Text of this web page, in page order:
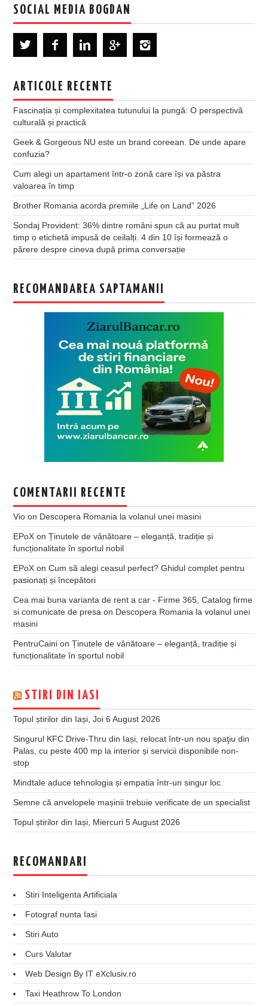
SOCIAL MEDIA BOGDAN
ARTICOLE RECENTE
Fascinația și complexitatea tutunului la pungă: O perspectivă
culturală și practică
Geek & Gorgeous NU este un brand coreean. De unde apare
confuzia?
Cum alegi un apartament într-o zonă care își va păstra
valoarea în timp
Brother Romania acorda premiile „Life on Land” 2026
Sondaj Provident: 36% dintre români spun că au purtat mult
timp o etichetă impusă de ceilalți. 4 din 10 își formează o
părere despre cineva după prima conversație
RECOMANDAREA SAPTAMANII
COMENTARII RECENTE
Vio on Descopera Romania la volanul unei masini
EPoX onȚinutele de vânătoare – eleganță, tradiție și
funcționalitate în sportul nobil
EPoX onCum să alegi ceasul perfect? Ghidul complet pentru
pasionați și începători
Cea mai buna varianta de rent a car - Firme 365, Catalog firme
si comunicate de presa on Descopera Romania la volanul unei
masini
PentruCaini onȚinutele de vânătoare – eleganță, tradiție și
funcționalitate în sportul nobil
STIRI DIN IASI
Topul știrilor din Iași, Joi 6 August 2026
Singurul KFC Drive-Thru din Iași, relocat într-un nou spaţiu din
Palas, cu peste 400 mp la interior și servicii disponibile non-
stop
Mindtale aduce tehnologia și empatia într-un singur loc
Semne că anvelopele mașinii trebuie verificate de un specialist
Topul știrilor din Iași, Miercuri 5 August 2026
RECOMANDARI
Stiri Inteligenta Artificiala
Fotograf nunta Iasi
Stiri Auto
Curs Valutar
Web Design By IT eXclusiv.ro
Taxi Heathrow To London